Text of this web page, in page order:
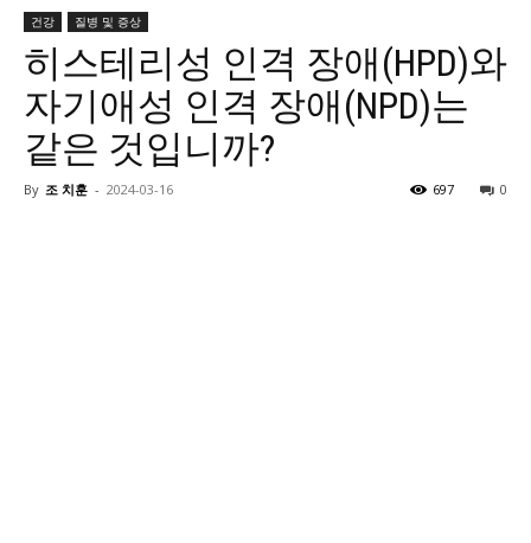
건강 질병 및 증상
히스테리성 인격 장애(HPD)와
자기애성 인격 장애(NPD)는
같은 것입니까?
By 조 치훈 - 2024-03-16 0
697